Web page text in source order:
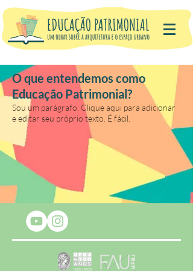
O que entendemos como
Educação Patrimonial?
Sou um parágrafo. Clique aqui para adicionar
e editar seu próprio texto. É fácil.